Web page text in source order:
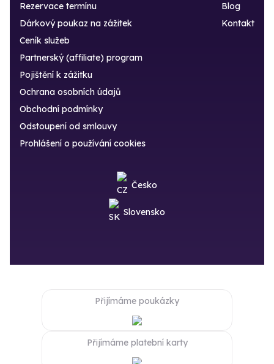
Rezervace termínu
Dárkový poukaz na zážitek
Blog
Kontakt
Ceník služeb
Partnerský (affiliate) program
Pojištění k zážitku
Ochrana osobních údajů
Obchodní podmínky
Odstoupení od smlouvy
Prohlášení o používání cookies
Česko
Slovensko
Přijímáme poukázky
Přijímáme platební karty